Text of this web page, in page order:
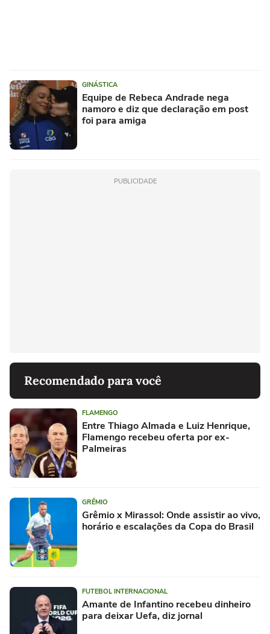
GINÁSTICA
Equipe de Rebeca Andrade nega
namoro e diz que declaração em post
foi para amiga
PUBLICIDADE
Recomendado para você
FLAMENGO
Entre Thiago Almada e Luiz Henrique,
Flamengo recebeu oferta por ex-
Palmeiras
GRÊMIO
Grêmio x Mirassol: Onde assistir ao vivo,
horário e escalações da Copa do Brasil
FUTEBOL INTERNACIONAL
Amante de Infantino recebeu dinheiro
para deixar Uefa, diz jornal